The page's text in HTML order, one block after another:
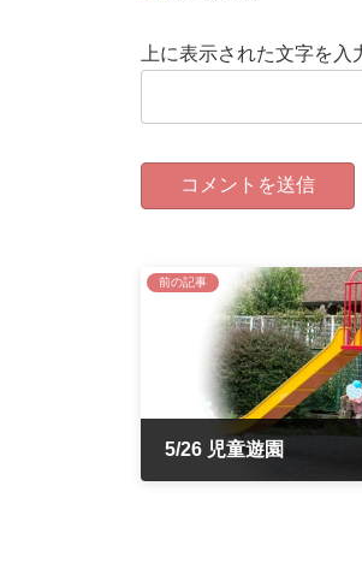
上に表示された文字を入
前の記事
5/26 児童遊園